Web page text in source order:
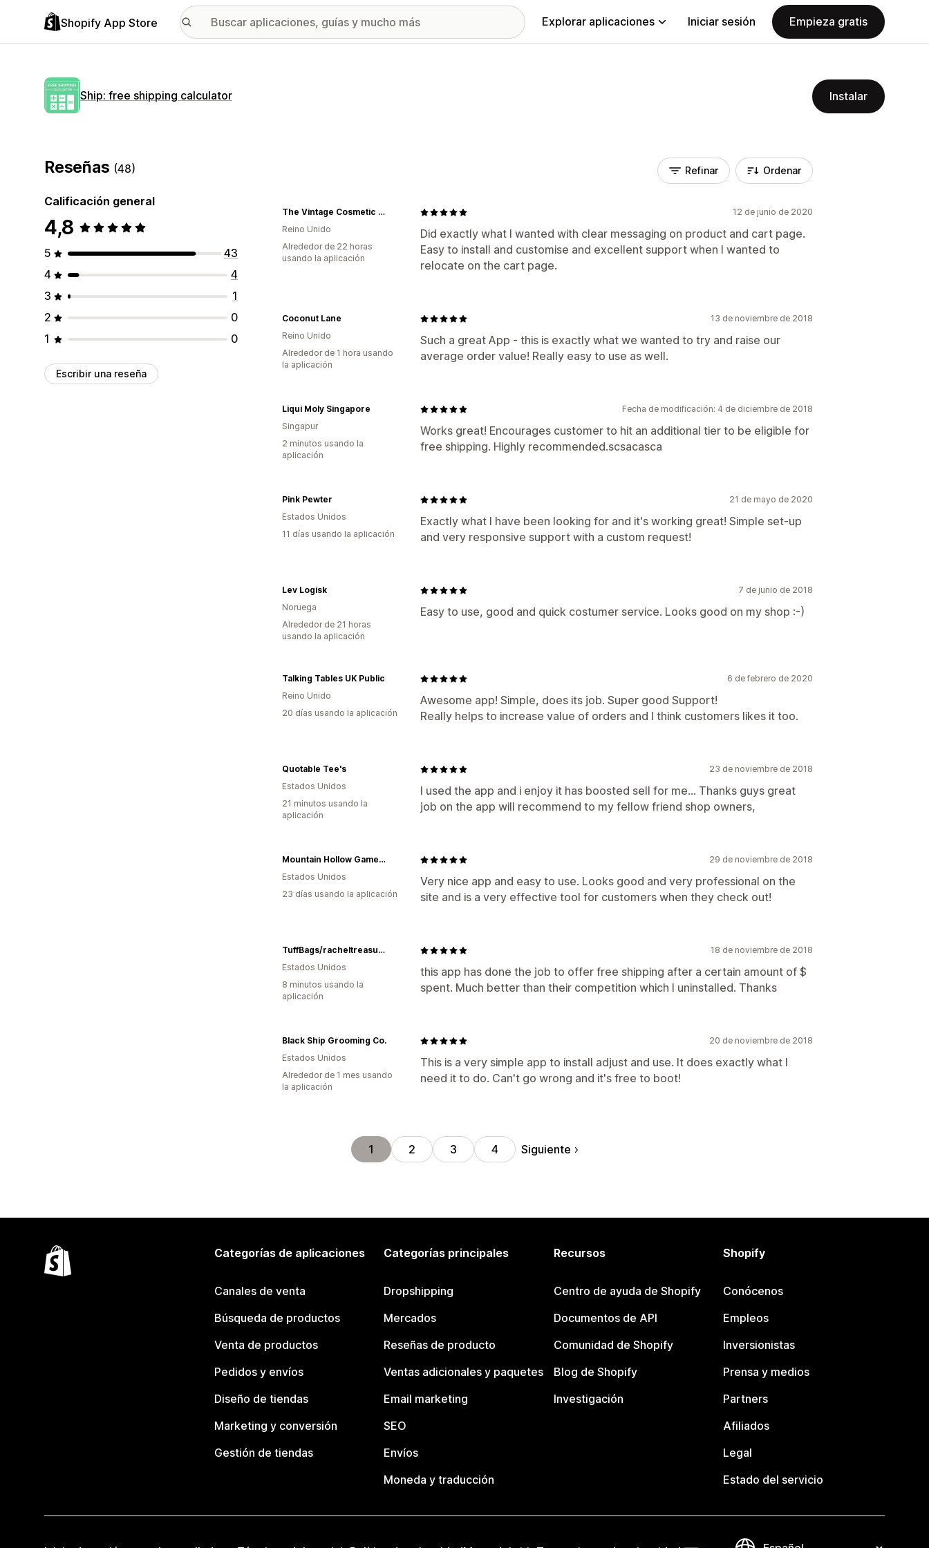
Shopify App Store Explorar aplicaciones Iniciar sesión Empieza gratis
Ship: free shipping calculator Instalar
Reseñas (48)
Calificación general
4,8
5
43
4
4
3
1
2
0
1
0
Escribir una reseña
Refinar Ordenar
12 de junio de 2020
Did exactly what I wanted with clear messaging on product and cart page.
Easy to install and customise and excellent support when I wanted to
relocate on the cart page.
The Vintage Cosmetic Company
Reino Unido
Alrededor de 22 horas
usando la aplicación
13 de noviembre de 2018
Such a great App - this is exactly what we wanted to try and raise our
average order value! Really easy to use as well.
Coconut Lane
Reino Unido
Alrededor de 1 hora usando
la aplicación
Fecha de modificación: 4 de diciembre de 2018
Works great! Encourages customer to hit an additional tier to be eligible for
free shipping. Highly recommended.scsacasca
Liqui Moly Singapore
Singapur
2 minutos usando la
aplicación
21 de mayo de 2020
Exactly what I have been looking for and it's working great! Simple set-up
and very responsive support with a custom request!
Pink Pewter
Estados Unidos
11 días usando la aplicación
7 de junio de 2018
Easy to use, good and quick costumer service. Looks good on my shop :-)
Lev Logisk
Noruega
Alrededor de 21 horas
usando la aplicación
6 de febrero de 2020
Awesome app! Simple, does its job. Super good Support!
Really helps to increase value of orders and I think customers likes it too.
Talking Tables UK Public
Reino Unido
20 días usando la aplicación
23 de noviembre de 2018
I used the app and i enjoy it has boosted sell for me... Thanks guys great
job on the app will recommend to my fellow friend shop owners,
Quotable Tee's
Estados Unidos
21 minutos usando la
aplicación
29 de noviembre de 2018
Very nice app and easy to use. Looks good and very professional on the
site and is a very effective tool for customers when they check out!
Mountain Hollow Game Calls
Estados Unidos
23 días usando la aplicación
18 de noviembre de 2018
this app has done the job to offer free shipping after a certain amount of $
spent. Much better than their competition which I uninstalled. Thanks
TuffBags/racheltreasures
Estados Unidos
8 minutos usando la
aplicación
20 de noviembre de 2018
This is a very simple app to install adjust and use. It does exactly what I
need it to do. Can't go wrong and it's free to boot!
Black Ship Grooming Co.
Estados Unidos
Alrededor de 1 mes usando
la aplicación
1 2 3 4 Siguiente
Categorías de aplicaciones
Canales de venta
Búsqueda de productos
Venta de productos
Pedidos y envíos
Diseño de tiendas
Marketing y conversión
Gestión de tiendas
Categorías principales
Dropshipping
Mercados
Reseñas de producto
Ventas adicionales y paquetes
Email marketing
SEO
Envíos
Moneda y traducción
Recursos
Centro de ayuda de Shopify
Documentos de API
Comunidad de Shopify
Blog de Shopify
Investigación
Shopify
Conócenos
Empleos
Inversionistas
Prensa y medios
Partners
Afiliados
Legal
Estado del servicio